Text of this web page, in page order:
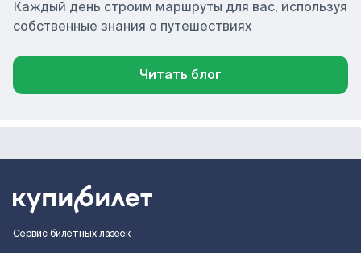
Каждый день строим маршруты для вас, используя
собственные знания о путешествиях
Читать блог
Сервис билетных лазеек